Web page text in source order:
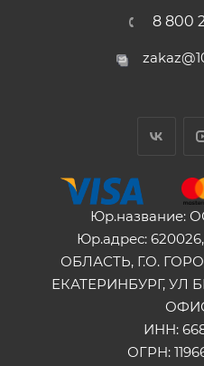
8 800
Юр.название:
Юр.адрес:
ОБЛАСТЬ, Г.О.
ЕКАТЕРИНБУРГ, УЛ
ИНН:
ОГРН: